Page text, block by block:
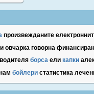
произвежданите
овчарка говорна
борса ели капки
бойлери статистика